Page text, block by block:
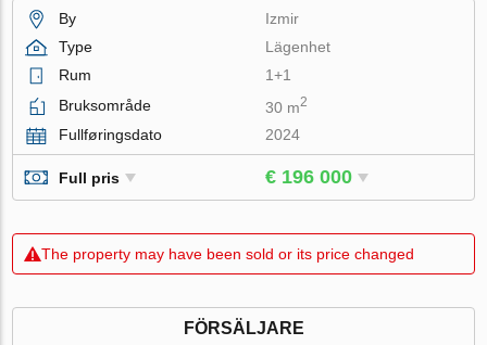
By
Izmir
Type
Lägenhet
Rum
1+1
Bruksområde
30 m2
Fullføringsdato 2024
Full pris € 196 000
The property may have been sold or its price changed
FÖRSÄLJARE